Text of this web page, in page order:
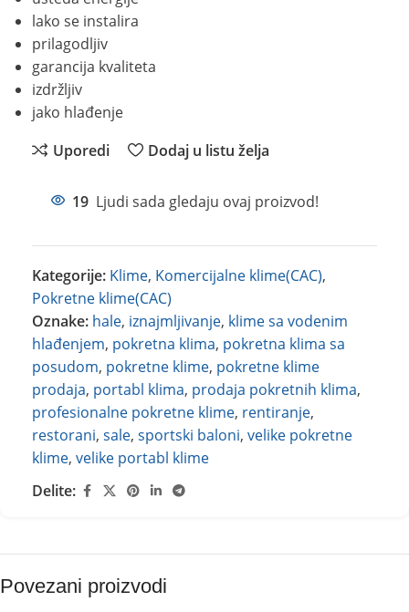
lako se instalira
prilagodljiv
garancija kvaliteta
izdržljiv
jako hlađenje
Uporedi
Dodaj u listu želja
19 Ljudi sada gledaju ovaj proizvod!
Kategorije: Klime, Komercijalne klime(CAC),
Pokretne klime(CAC)
Oznake: hale, iznajmljivanje, klime sa vodenim
hlađenjem, pokretna klima, pokretna klima sa
posudom, pokretne klime, pokretne klime
prodaja, portabl klima, prodaja pokretnih klima,
profesionalne pokretne klime, rentiranje,
restorani, sale, sportski baloni, velike pokretne
klime, velike portabl klime
Delite:
Povezani proizvodi